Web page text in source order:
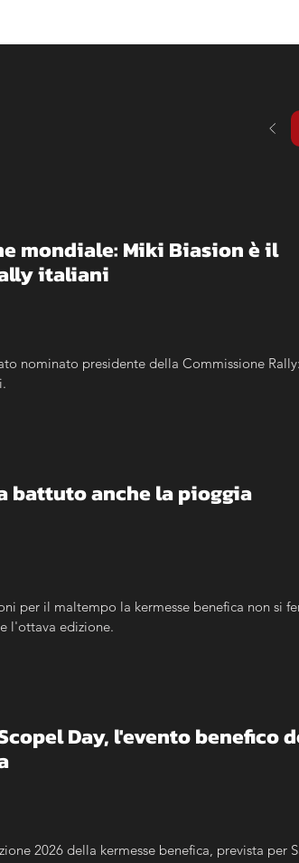
mondiale: Miki Biasion è il
italiani
nominato presidente della Commissione
battuto anche la pioggia
per il maltempo la kermesse benefica non si
l'ottava edizione.
Day, l'evento benefico
2026 della kermesse benefica, prevista per